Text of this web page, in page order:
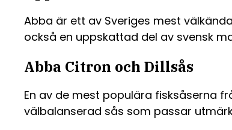
Abba är ett av Sveriges mest
också en uppskattad del av svensk
Abba Citron och Dillsås
En av de mest populära fisksåserna
välbalanserad sås som passar